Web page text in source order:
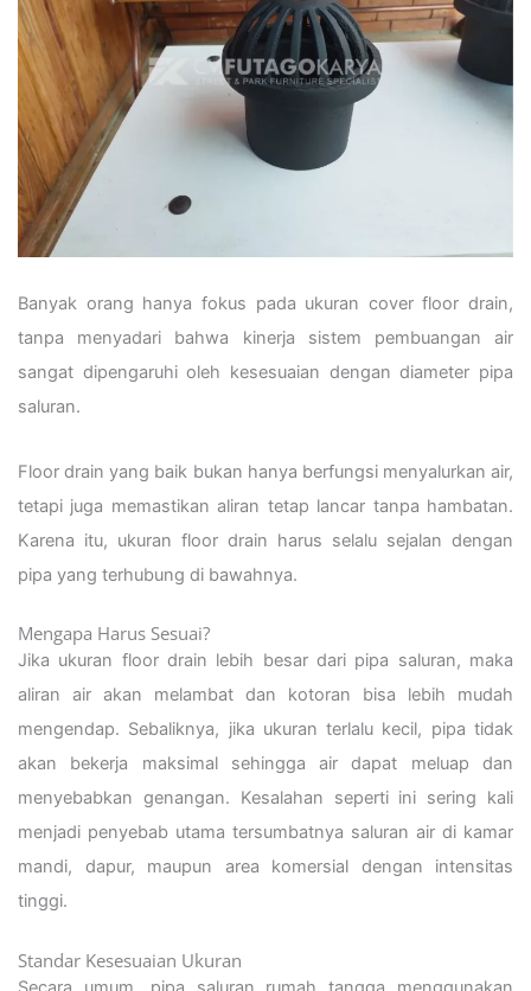
Banyak orang hanya fokus pada ukuran cover floor drain,
tanpa menyadari bahwa kinerja sistem pembuangan air
sangat dipengaruhi oleh kesesuaian dengan diameter pipa
saluran.
Floor drain yang baik bukan hanya berfungsi menyalurkan air,
tetapi juga memastikan aliran tetap lancar tanpa hambatan.
Karena itu, ukuran floor drain harus selalu sejalan dengan
pipa yang terhubung di bawahnya.
Mengapa Harus Sesuai?
Jika ukuran floor drain lebih besar dari pipa saluran, maka
aliran air akan melambat dan kotoran bisa lebih mudah
mengendap. Sebaliknya, jika ukuran terlalu kecil, pipa tidak
akan bekerja maksimal sehingga air dapat meluap dan
menyebabkan genangan. Kesalahan seperti ini sering kali
menjadi penyebab utama tersumbatnya saluran air di kamar
mandi, dapur, maupun area komersial dengan intensitas
tinggi.
Standar Kesesuaian Ukuran